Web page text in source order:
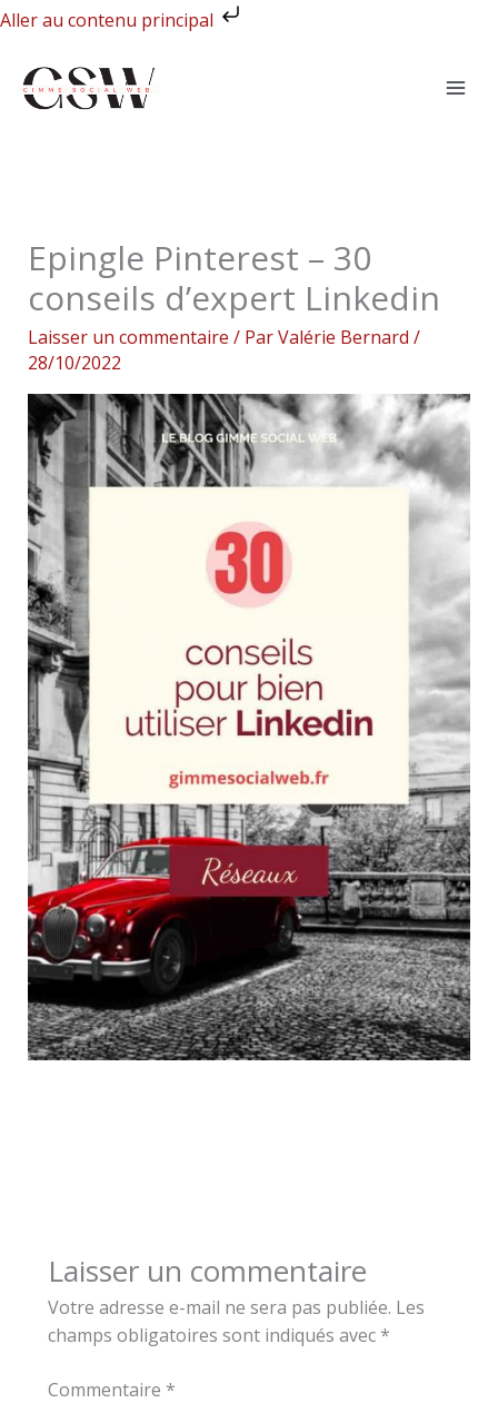
Aller au contenu principal
Aller
contenu
Epingle Pinterest – 30
conseils d’expert Linkedin
Laisser un commentaire / ParValérie Bernard /
28/10/2022
Laisser un commentaire
Votre adresse e-mail ne sera pas publiée. Les
champs obligatoires sont indiqués avec *
Commentaire *